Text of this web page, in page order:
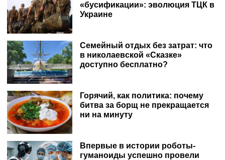
«бусификации»: эволюция ТЦК в
Украине
Семейный отдых без затрат: что
в николаевской «Сказке»
доступно бесплатно?
Горячий, как политика: почему
битва за борщ не прекращается
ни на минуту
Впервые в истории роботы-
гуманоиды успешно провели